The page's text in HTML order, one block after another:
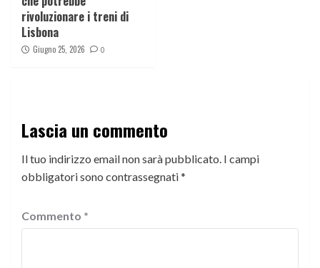
rivoluzionare i treni di
Lisbona
Giugno 25, 2026 0
Lascia un commento
Il tuo indirizzo email non sarà pubblicato. I campi
obbligatori sono contrassegnati*
Commento *